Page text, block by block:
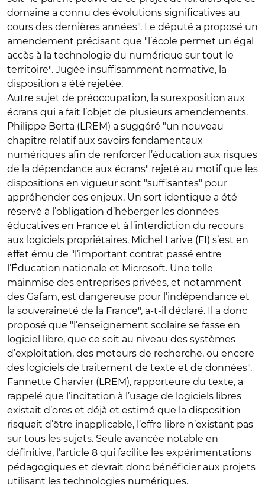
domaine a connu des évolutions significatives au
cours des dernières années". Le député a proposé un
amendement précisant que "l’école permet un égal
accès à la technologie du numérique sur tout le
territoire". Jugée insuffisamment normative, la
disposition a été rejetée.
Autre sujet de préoccupation, la surexposition aux
écrans qui a fait l’objet de plusieurs amendements.
Philippe Berta (LREM) a suggéré "un nouveau
chapitre relatif aux savoirs fondamentaux
numériques afin de renforcer l’éducation aux risques
de la dépendance aux écrans" rejeté au motif que les
dispositions en vigueur sont "suffisantes" pour
appréhender ces enjeux. Un sort identique a été
réservé à l’obligation d’héberger les données
éducatives en France et à l’interdiction du recours
aux logiciels propriétaires. Michel Larive (FI) s’est en
effet ému de "l’important contrat passé entre
l’Éducation nationale et Microsoft. Une telle
mainmise des entreprises privées, et notamment
des Gafam, est dangereuse pour l’indépendance et
la souveraineté de la France", a-t-il déclaré. Il a donc
proposé que "l’enseignement scolaire se fasse en
logiciel libre, que ce soit au niveau des systèmes
d’exploitation, des moteurs de recherche, ou encore
des logiciels de traitement de texte et de données".
Fannette Charvier (LREM), rapporteure du texte, a
rappelé que l’incitation à l’usage de logiciels libres
existait d’ores et déjà et estimé que la disposition
risquait d’être inapplicable, l’offre libre n’existant pas
sur tous les sujets. Seule avancée notable en
définitive, l’article 8 qui facilite les expérimentations
pédagogiques et devrait donc bénéficier aux projets
utilisant les technologies numériques.